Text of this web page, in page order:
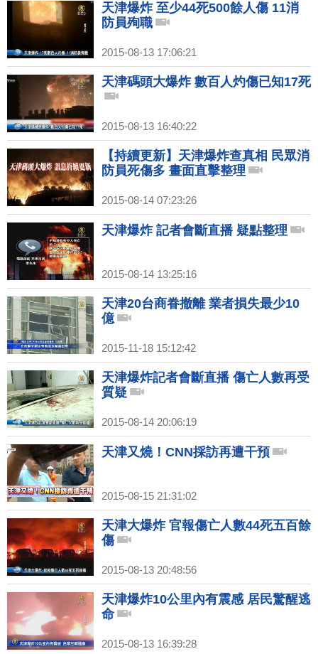
天津爆炸 至少44死500餘人傷 11消
防員殉職
2015-08-13 17:06:21
天津碼頭大爆炸 數百人灼傷已知17死
2015-08-13 16:40:22
【持續更新】天津爆炸查真相 民眾消
防員死傷多 畫面直擊整理
2015-08-14 07:23:26
天津爆炸 記者會斷直播 疑點整理
2015-08-14 13:25:16
天津20台商眷撤離 業者損失最少10
億
2015-11-18 15:12:42
天津爆炸記者會斷直播 傷亡人數再受
質疑
2015-08-14 20:06:19
天津又燒！CNN採訪再遭干預
2015-08-15 21:31:02
天津大爆炸 官報傷亡人數44死五百餘
傷
2015-08-13 20:48:56
天津爆炸10公里內有震感 居民驚醒逃
命
2015-08-13 16:39:28